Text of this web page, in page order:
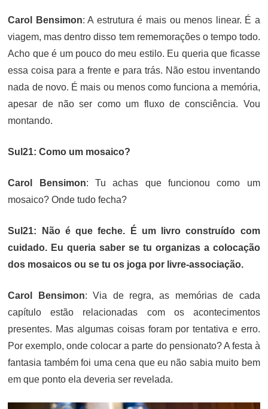
Carol Bensimon: A estrutura é mais ou menos linear. É a
viagem, mas dentro disso tem rememorações o tempo todo.
Acho que é um pouco do meu estilo. Eu queria que ficasse
essa coisa para a frente e para trás. Não estou inventando
nada de novo. É mais ou menos como funciona a memória,
apesar de não ser como um fluxo de consciência. Vou
montando.
Sul21: Como um mosaico?
Carol Bensimon: Tu achas que funcionou como um
mosaico? Onde tudo fecha?
Sul21: Não é que feche. É um livro construído com
cuidado. Eu queria saber se tu organizas a colocação
dos mosaicos ou se tu os joga por livre-associação.
Carol Bensimon: Via de regra, as memórias de cada
capítulo estão relacionadas com os acontecimentos
presentes. Mas algumas coisas foram por tentativa e erro.
Por exemplo, onde colocar a parte do pensionato? A festa à
fantasia também foi uma cena que eu não sabia muito bem
em que ponto ela deveria ser revelada.